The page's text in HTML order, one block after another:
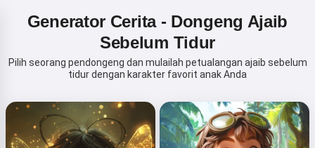
Generator Cerita - Dongeng Ajaib
Sebelum Tidur
Pilih seorang pendongeng dan mulailah petualangan ajaib sebelum
tidur dengan karakter favorit anak Anda